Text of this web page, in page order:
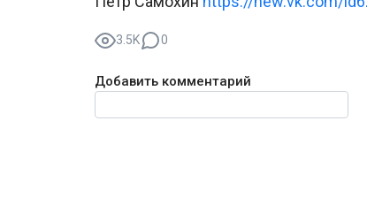
3.5K 0
Добавить комментарий
Текст комментария